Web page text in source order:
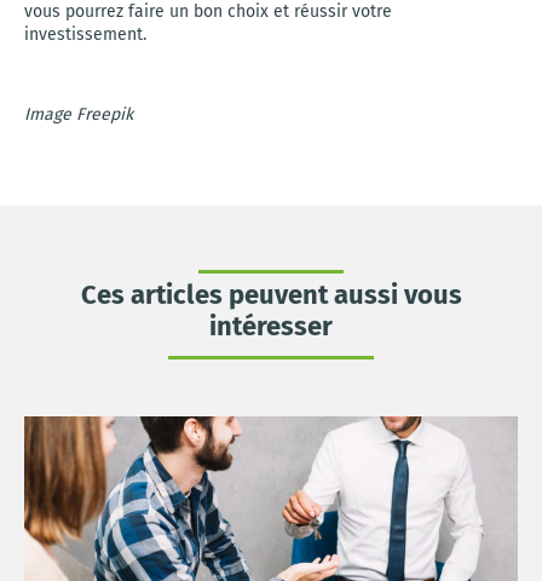
vous pourrez faire un bon choix et réussir votre
investissement.
Image Freepik
Ces articles peuvent aussi vous
intéresser